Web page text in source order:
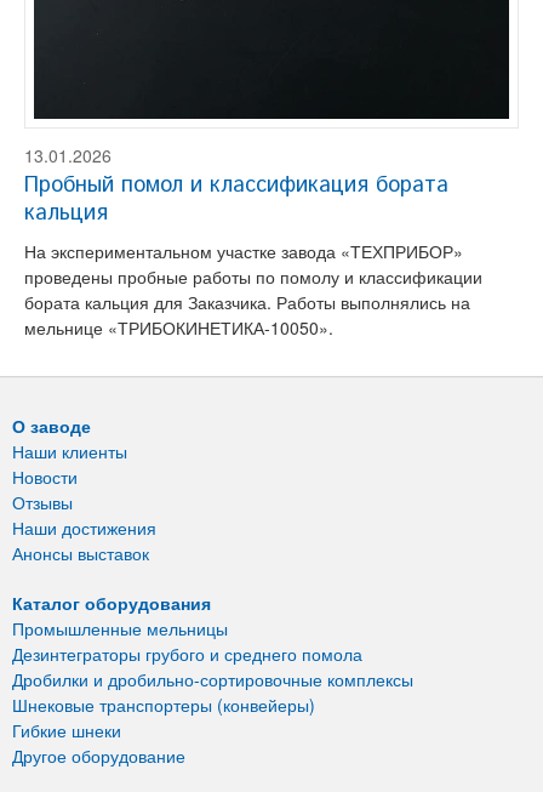
13.01.2026
Пробный помол и классификация бората
кальция
На экспериментальном участке завода «ТЕХПРИБОР»
проведены пробные работы по помолу и классификации
бората кальция для Заказчика. Работы выполнялись на
мельнице «ТРИБОКИНЕТИКА-10050».
О заводе
Наши клиенты
Новости
Отзывы
Наши достижения
Анонсы выставок
Каталог оборудования
Промышленные мельницы
Дезинтеграторы грубого и среднего помола
Дробилки и дробильно-сортировочные комплексы
Шнековые транспортеры (конвейеры)
Гибкие шнеки
Другое оборудование